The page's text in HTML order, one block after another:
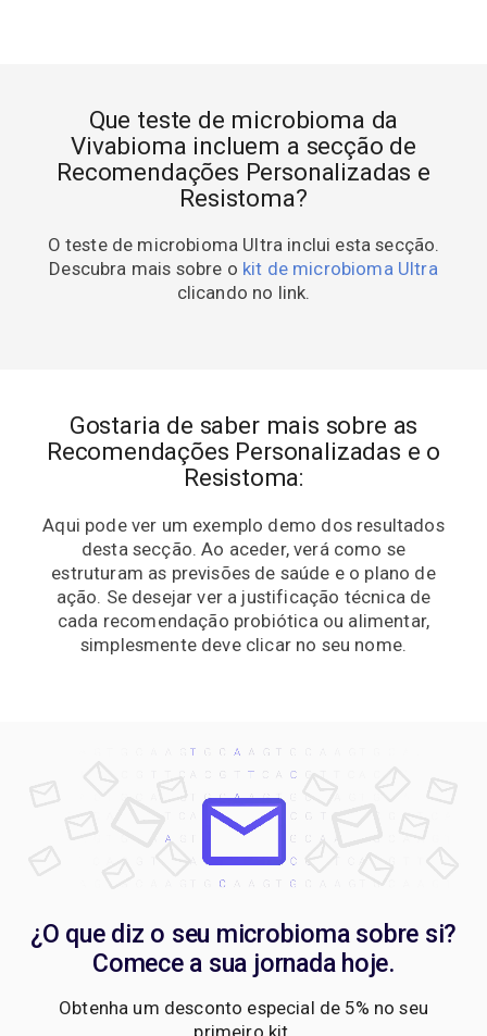
Que teste de microbioma da
Vivabioma incluem a secção de
Recomendações Personalizadas e
Resistoma?
O teste de microbioma Ultra inclui esta secção.
Descubra mais sobre o kit de microbioma Ultra
clicando no link.
Gostaria de saber mais sobre as
Recomendações Personalizadas e o
Resistoma:
Aqui pode ver um exemplo demo dos resultados
desta secção. Ao aceder, verá como se
estruturam as previsões de saúde e o plano de
ação. Se desejar ver a justificação técnica de
cada recomendação probiótica ou alimentar,
simplesmente deve clicar no seu nome.
¿O que diz o seu microbioma sobre si?
Comece a sua jornada hoje.
Obtenha um desconto especial de 5% no seu